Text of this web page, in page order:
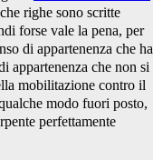
righe sono scritte
forse vale la pena, per
di appartenenza che ha
appartenenza che non si
mobilitazione contro il
modo fuori posto,
perfettamente